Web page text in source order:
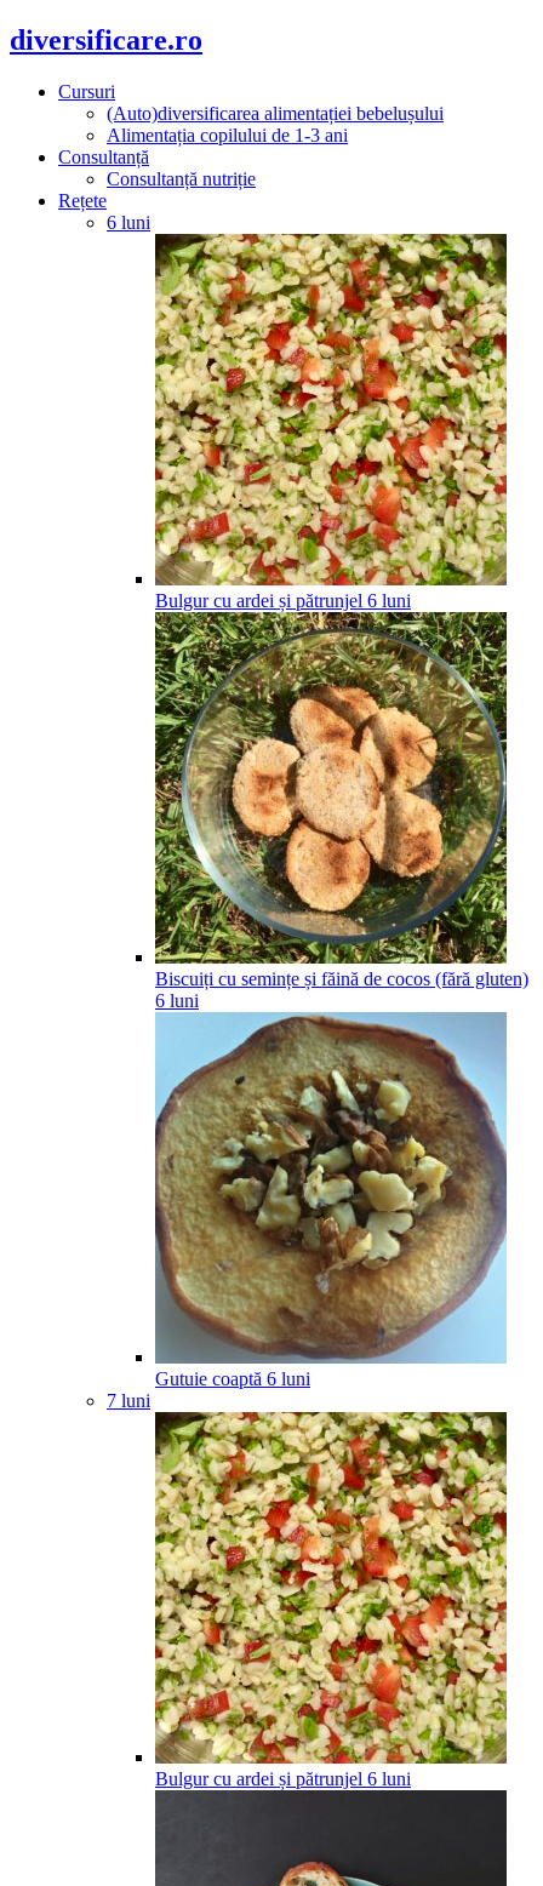
diversificare.ro
Cursuri
(Auto)diversificarea alimentației bebelușului
Alimentația copilului de 1-3 ani
Consultanță
Consultanță nutriție
Rețete
6 luni
Bulgur cu ardei și pătrunjel 6 luni
Biscuiți cu semințe și făină de cocos (fără gluten)
6 luni
Gutuie coaptă 6 luni
7 luni
Bulgur cu ardei și pătrunjel 6 luni